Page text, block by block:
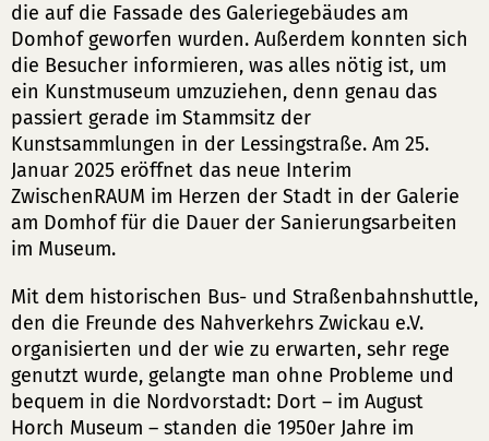
die auf die Fassade des Galeriegebäudes am
Domhof geworfen wurden. Außerdem konnten sich
die Besucher informieren, was alles nötig ist, um
ein Kunstmuseum umzuziehen, denn genau das
passiert gerade im Stammsitz der
Kunstsammlungen in der Lessingstraße. Am 25.
Januar 2025 eröffnet das neue Interim
ZwischenRAUM im Herzen der Stadt in der Galerie
am Domhof für die Dauer der Sanierungsarbeiten
im Museum.
Mit dem historischen Bus- und Straßenbahnshuttle,
den die Freunde des Nahverkehrs Zwickau e.V.
organisierten und der wie zu erwarten, sehr rege
genutzt wurde, gelangte man ohne Probleme und
bequem in die Nordvorstadt: Dort – im August
Horch Museum – standen die 1950er Jahre im